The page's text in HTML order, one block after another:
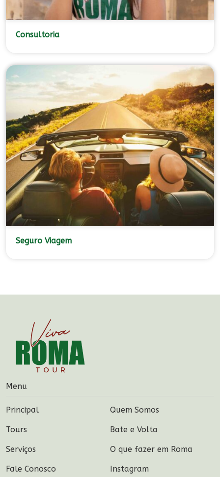
Consultoria
Seguro Viagem
Menu
Principal Quem Somos
Tours Bate e Volta
Serviços O que fazer em Roma
Fale Conosco Instagram